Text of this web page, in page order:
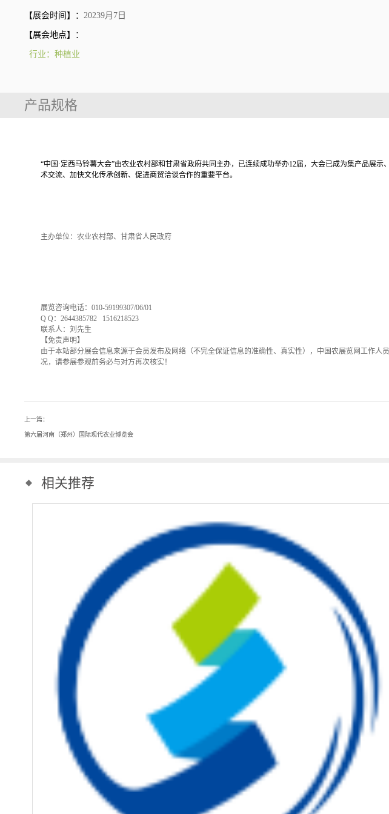
【展会时间】：20239月7日
【展会地点】：
行业：种植业
产品规格
“中国·定西马铃薯大会”由农业农村部和甘肃省政府共同主办，已连续成功举办12届，大会已成为集产品展
术交流、加快文化传承创新、促进商贸洽谈合作的重要平台。
主办单位：农业农村部、甘肃省人民政府
展览咨询电话：010-59199307/06/01
Q Q：2644385782 1516218523
联系人：刘先生
【免责声明】
由于本站部分展会信息来源于会员发布及网络（不完全保证信息的准确性、真实性），中国农展览网工作
况，请参展参观前务必与对方再次核实！
上一篇：
第六届河南（郑州）国际现代农业博览会
相关推荐